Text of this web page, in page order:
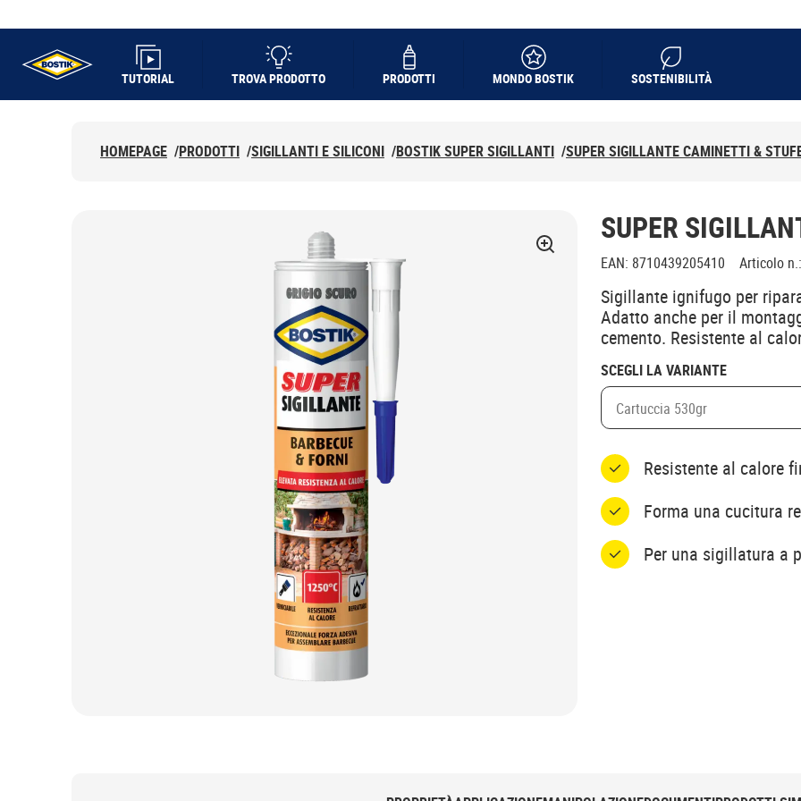
TUTORIAL TROVA PRODOTTO PRODOTTI MONDO BOSTIK SOSTENIBILITÀ
HOMEPAGE /PRODOTTI /SIGILLANTI E SILICONI /BOSTIK SUPER SIGILLANTI /SUPER SIGILLANTE CAMINETTI &
SUPER
EAN: 8710439205410 Articolo n.:
Sigillante ignifugo per
Adatto anche per il
cemento. Resistente al
SCEGLI LA VARIANTE
Cartuccia 530gr
Resistente al calore
Forma una cucitura
Per una sigillatura a